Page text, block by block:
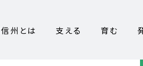
州とは 支える 育む